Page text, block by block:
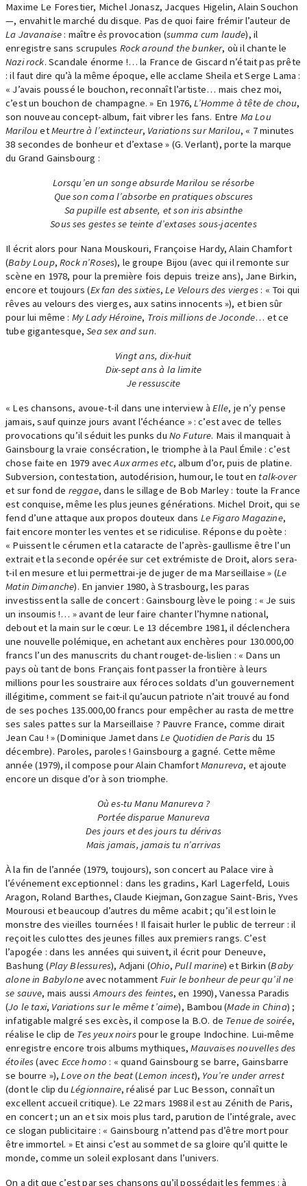
Maxime Le Forestier, Michel Jonasz, Jacques Higelin, Alain Souchon
—, envahit le marché du disque. Pas de quoi faire frémir l’auteur de
La Javanaise : maître èsprovocation (summa cum laude), il
enregistre sans scrupules Rock around the bunker, où il chante le
Nazi rock. Scandale énorme !… la France de Giscard n’était pas prête
: il faut dire qu’à la même époque, elle acclame Sheila et Serge Lama :
« J’avais poussé le bouchon, reconnaît l’artiste… mais chez moi,
c’est un bouchon de champagne. » En 1976,L’Homme à tête de chou,
son nouveau concept-album, fait vibrer les fans. Entre Ma Lou
MarilouetMeurtre à l’extincteur, Variations sur Marilou, « 7 minutes
38 secondes de bonheur et d’extase » (G. Verlant), porte la marque
du Grand Gainsbourg :
Lorsqu’en un songe absurde Marilou se résorbe
Que son coma l’absorbe en pratiques obscures
Sa pupille est absente, et son iris absinthe
Sous ses gestes se teinte d’extases sous-jacentes
Il écrit alors pour Nana Mouskouri, Françoise Hardy, Alain Chamfort
(Baby Loup,Rock n’Roses), le groupe Bijou (avec qui il remonte sur
scène en 1978, pour la première fois depuis treize ans), Jane Birkin,
encore et toujours (Ex fan des sixties,Le Velours des vierges: « Toi qui
rêves au velours des vierges, aux satins innocents »), et bien sûr
pour lui même : My Lady Héroïne, Trois millions de Joconde… et ce
tube gigantesque,Sea sex and sun.
Vingt ans, dix-huit
Dix-sept ans à la limite
Je ressuscite
« Les chansons, avoue-t-il dans une interview àElle, je n’y pense
jamais, sauf quinze jours avant l’échéance » : c’est avec de telles
provocations qu’il séduit les punks du No Future. Mais il manquait à
Gainsbourg la vraie consécration, le triomphe à la Paul Émile : c’est
chose faite en 1979 avecAux armes etc, album d’or, puis de platine.
Subversion, contestation, autodérision, humour, le tout en talk-over
et sur fond de reggae, dans le sillage de Bob Marley : toute la France
est conquise, même les plus jeunes générations. Michel Droit, qui se
fend d’une attaque aux propos douteux dans Le Figaro Magazine,
fait encore monter les ventes et se ridiculise. Réponse du poète :
« Puissent le cérumen et la cataracte de l’après-gaullisme être l’un
extrait et la seconde opérée sur cet extrémiste de Droit, alors sera-
t-il en mesure et lui permettrai-je de juger de ma Marseillaise » (Le
Matin Dimanche). En janvier 1980, à Strasbourg, les paras
investissent la salle de concert : Gainsbourg lève le poing : « Je suis
un insoumis !… » avant de leur faire chanter l’hymne national,
debout et la main sur le cœur. Le 13 décembre 1981, il déclenchera
une nouvelle polémique, en achetant aux enchères pour 130.000,00
francs l’un des manuscrits du chant rouget-de-lislien : « Dans un
pays où tant de bons Français font passer la frontière à leurs
millions pour les soustraire aux féroces soldats d’un gouvernement
illégitime, comment se fait-il qu’aucun patriote n’ait trouvé au fond
de ses poches 135.000,00 francs pour empêcher au rasta de mettre
ses sales pattes sur la Marseillaise ? Pauvre France, comme dirait
Jean Cau ! » (Dominique Jamet dansLe Quotidien de Parisdu 15
décembre). Paroles, paroles ! Gainsbourg a gagné. Cette même
année (1979), il compose pour Alain ChamfortManureva, et ajoute
encore un disque d’or à son triomphe.
Où es-tu Manu Manureva ?
Portée disparue Manureva
Des jours et des jours tu dérivas
Mais jamais, jamais tu n’arrivas
À la fin de l’année (1979, toujours), son concert au Palace vire à
l’événement exceptionnel : dans les gradins, Karl Lagerfeld, Louis
Aragon, Roland Barthes, Claude Kiejman, Gonzague Saint-Bris, Yves
Mourousi et beaucoup d’autres du même acabit ; qu’il est loin le
monstre des vieilles tournées ! Il faisait hurler le public de terreur : il
reçoit les culottes des jeunes filles aux premiers rangs. C’est
l’apogée : dans les années qui suivent, il écrit pour Deneuve,
Bashung (Play Blessures), Adjani (Ohio,Pull marine) et Birkin (Baby
alone in Babyloneavec notamment Fuir le bonheur de peur qu’il ne
se sauve, mais aussiAmours des feintes, en 1990), Vanessa Paradis
(Jo le taxi, Variations sur le même t’aime), Bambou (Made in China) ;
infatigable malgré ses excès, il compose la B.O. de Tenue de soirée,
réalise le clip de Tes yeux noirspour le groupe Indochine. Lui-même
enregistre encore trois albums mythiques,Mauvaises nouvelles des
étoiles(avec Ecce homo : « quand Gainsbourg se barre, Gainsbarre
se bourre »),Love on the beat(Lemon incest), You’re under arrest
(dont le clip duLégionnaire, réalisé par Luc Besson, connaît un
excellent accueil critique). Le 22 mars 1988 il est au Zénith de Paris,
en concert ; un an et six mois plus tard, parution de l’intégrale, avec
ce slogan publicitaire : « Gainsbourg n’attend pas d’être mort pour
être immortel. » Et ainsi c’est au sommet de sa gloire qu’il quitte le
monde, comme un soleil explosant dans l’univers.
On a dit que c’est par ses chansons qu’il possédait les femmes : à